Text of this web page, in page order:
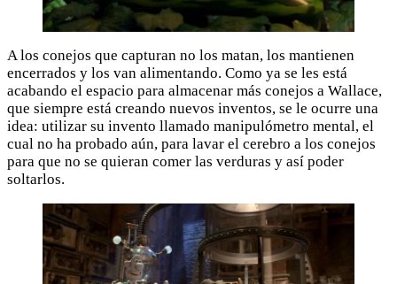
A los conejos que capturan no los matan, los mantienen
encerrados y los van alimentando. Como ya se les está
acabando el espacio para almacenar más conejos a Wallace,
que siempre está creando nuevos inventos, se le ocurre una
idea: utilizar su invento llamado manipulómetro mental, el
cual no ha probado aún, para lavar el cerebro a los conejos
para que no se quieran comer las verduras y así poder
soltarlos.